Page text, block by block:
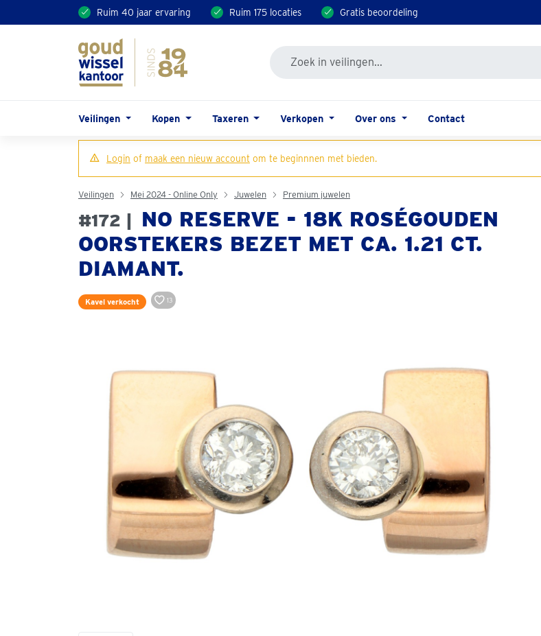
Ruim 40 jaar ervaring Ruim 175 locaties Gratis beoordeling
Veilingen Kopen Taxeren Verkopen Over ons Contact
Login of maak een nieuw account om te beginnnen met bieden.
Veilingen Mei 2024 - Online Only Juwelen Premium juwelen
#172 |
NO RESERVE - 18K ROSÉGOUDEN
OORSTEKERS BEZET MET CA. 1.21 CT.
DIAMANT.
Kavel verkocht 13